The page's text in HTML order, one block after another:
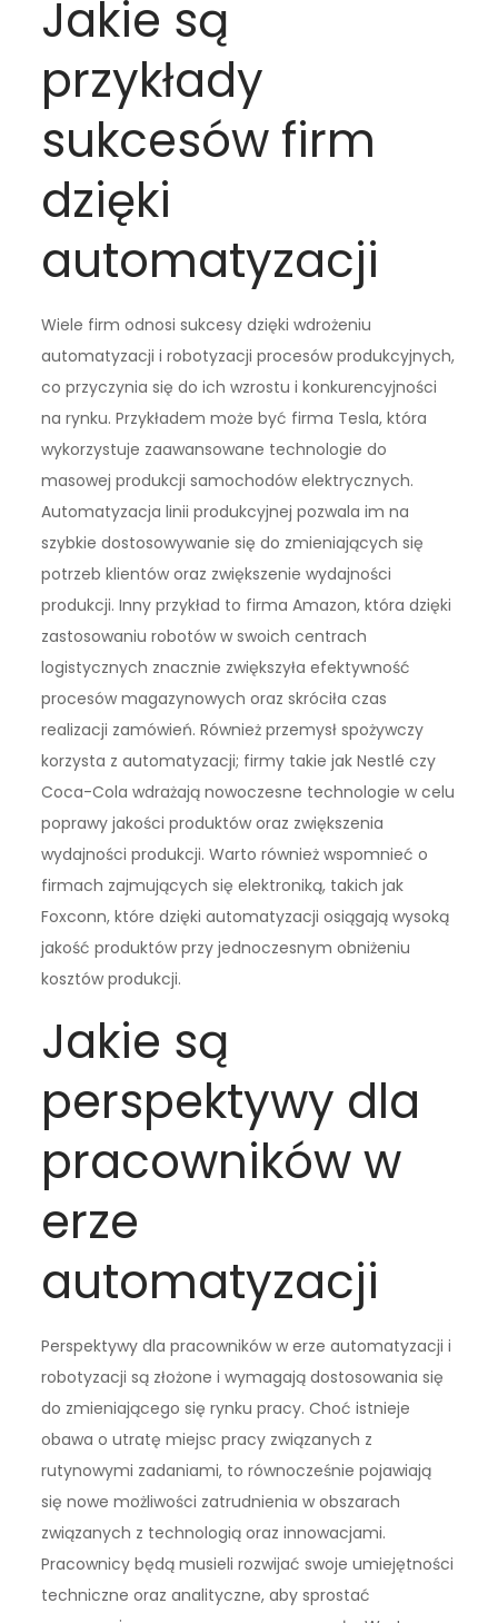
Jakie są
przykłady
sukcesów firm
dzięki
automatyzacji
Wiele firm odnosi sukcesy dzięki wdrożeniu
automatyzacji i robotyzacji procesów produkcyjnych,
co przyczynia się do ich wzrostu i konkurencyjności
na rynku. Przykładem może być firma Tesla, która
wykorzystuje zaawansowane technologie do
masowej produkcji samochodów elektrycznych.
Automatyzacja linii produkcyjnej pozwala im na
szybkie dostosowywanie się do zmieniających się
potrzeb klientów oraz zwiększenie wydajności
produkcji. Inny przykład to firma Amazon, która dzięki
zastosowaniu robotów w swoich centrach
logistycznych znacznie zwiększyła efektywność
procesów magazynowych oraz skróciła czas
realizacji zamówień. Również przemysł spożywczy
korzysta z automatyzacji; firmy takie jak Nestlé czy
Coca-Cola wdrażają nowoczesne technologie w celu
poprawy jakości produktów oraz zwiększenia
wydajności produkcji. Warto również wspomnieć o
firmach zajmujących się elektroniką, takich jak
Foxconn, które dzięki automatyzacji osiągają wysoką
jakość produktów przy jednoczesnym obniżeniu
kosztów produkcji.
Jakie są
perspektywy dla
pracowników w
erze
automatyzacji
Perspektywy dla pracowników w erze automatyzacji i
robotyzacji są złożone i wymagają dostosowania się
do zmieniającego się rynku pracy. Choć istnieje
obawa o utratę miejsc pracy związanych z
rutynowymi zadaniami, to równocześnie pojawiają
się nowe możliwości zatrudnienia w obszarach
związanych z technologią oraz innowacjami.
Pracownicy będą musieli rozwijać swoje umiejętności
techniczne oraz analityczne, aby sprostać